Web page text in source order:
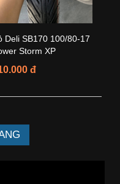
Deli SB170 100/80-17
Storm XP
đ